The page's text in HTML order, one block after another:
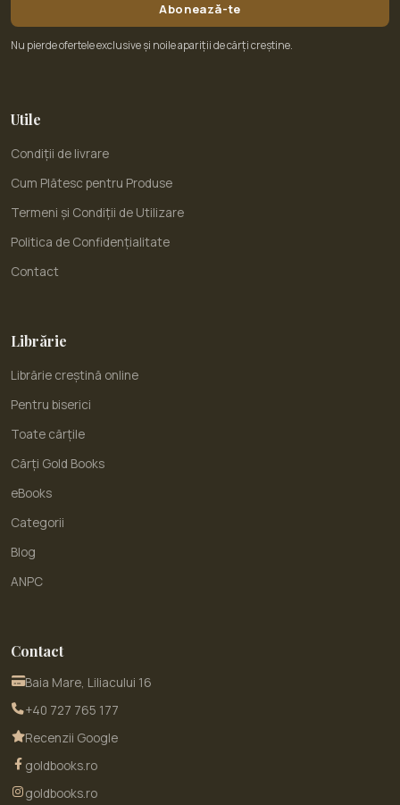
Abonează-te
Nu pierde ofertele exclusive și noile apariții de cărți creștine.
Utile
Condiții de livrare
Cum Plătesc pentru Produse
Termeni și Condiții de Utilizare
Politica de Confidențialitate
Contact
Librărie
Librărie creștină online
Pentru biserici
Toate cărțile
Cărți Gold Books
eBooks
Categorii
Blog
ANPC
Contact
Baia Mare, Liliacului 16
+40 727 765 177
Recenzii Google
goldbooks.ro
goldbooks.ro